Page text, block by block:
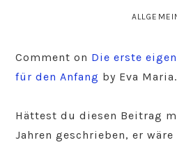
Comment on Die erste
für den Anfang by Eva Maria.
Hättest du diesen Beitrag
Jahren geschrieben, er